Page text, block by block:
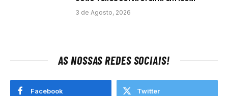
3 de Agosto, 2026
AS NOSSAS REDES SOCIAIS!
Facebook Twitter